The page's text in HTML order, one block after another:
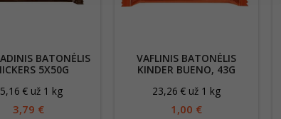
BATONĖLIS
5X50G
€ už 1 kg
3,79 €
VAFLINIS BATONĖLIS
KINDER BUENO, 43G
23,26 € už 1 kg
1,00 €